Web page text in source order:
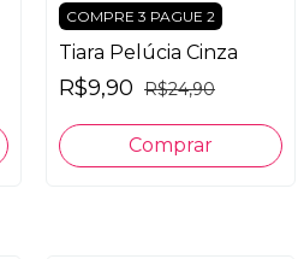
COMPRE 3 PAGUE 2
Tiara Pelúcia Cinza
R$9,90 R$24,90